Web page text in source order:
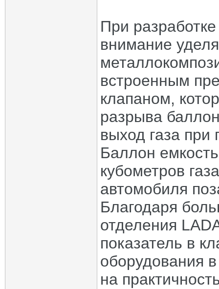
При
внимание
встроенным
клапаном,
разрыва
выход газа при
Баллон
кубометров
автомобиля
Благодаря
отделения
показатель в
оборудования
на